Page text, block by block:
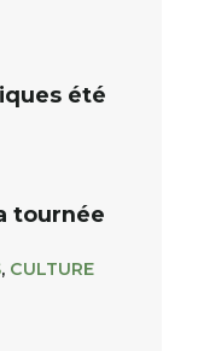
été
tournée
, CULTURE